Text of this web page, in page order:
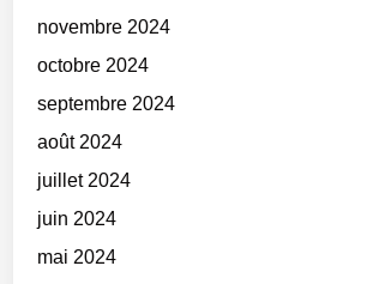
novembre 2024
octobre 2024
septembre 2024
août 2024
juillet 2024
juin 2024
mai 2024